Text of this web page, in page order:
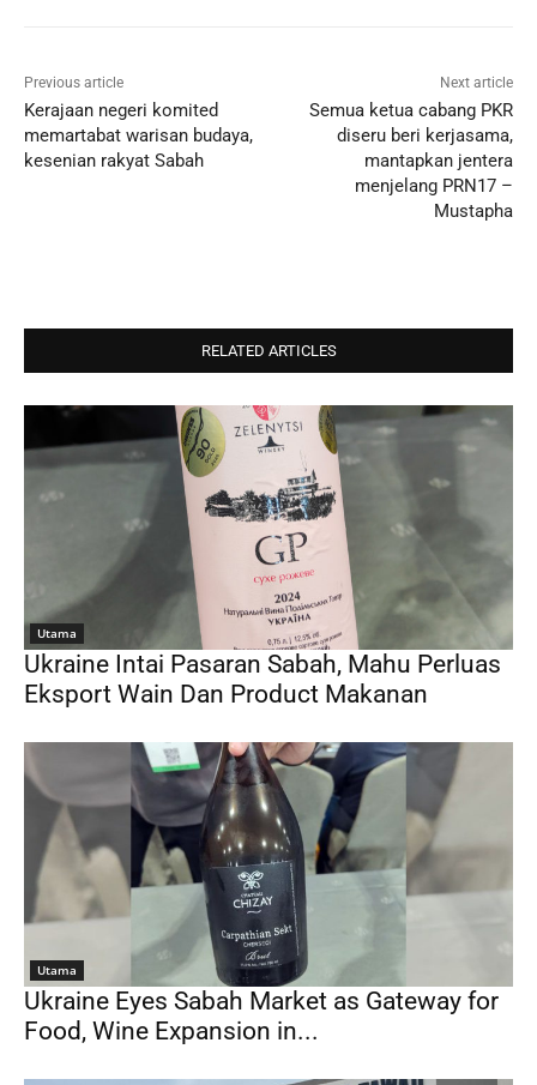
Previous article
Kerajaan negeri komited
memartabat warisan budaya,
kesenian rakyat Sabah
Next article
Semua ketua cabang PKR
diseru beri kerjasama,
mantapkan jentera
menjelang PRN17 –
Mustapha
RELATED ARTICLES
Utama
Ukraine Intai Pasaran Sabah, Mahu Perluas
Eksport Wain Dan Product Makanan
Utama
Ukraine Eyes Sabah Market as Gateway for
Food, Wine Expansion in...